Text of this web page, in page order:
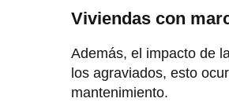
Viviendas con
Además, el impacto de
los agraviados, esto
mantenimiento.